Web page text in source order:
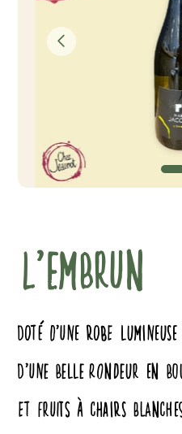
L’EMBRUN
DOTÉ D’UNE ROBE
D’UNE BELLE RONDEUR EN
ET FRUITS À CHAIRS
0